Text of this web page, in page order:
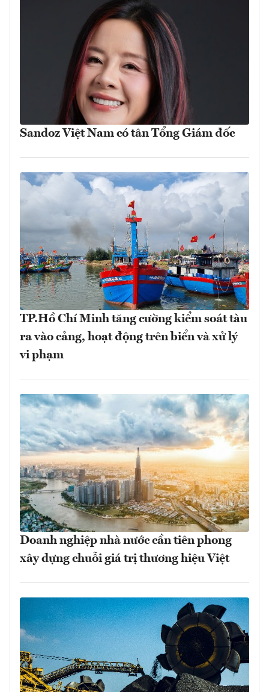
Sandoz Việt Nam có tân Tổng Giám đốc
TP.Hồ Chí Minh tăng cường kiểm soát tàu
ra vào cảng, hoạt động trên biển và xử lý
vi phạm
Doanh nghiệp nhà nước cần tiên phong
xây dựng chuỗi giá trị thương hiệu Việt